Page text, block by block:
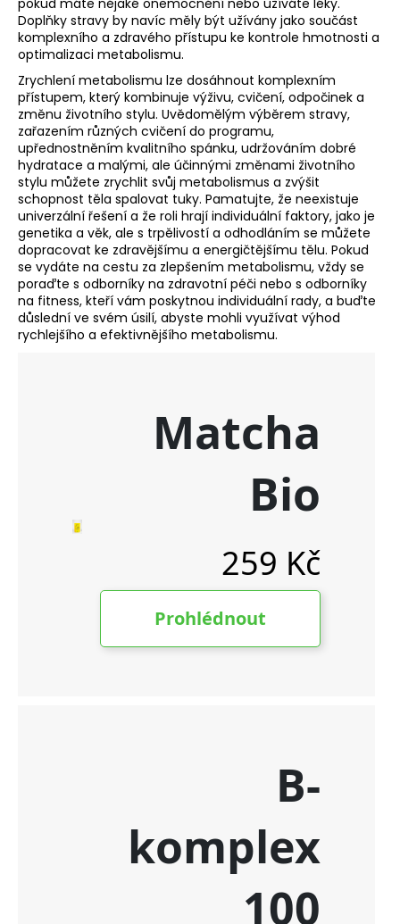
pokud máte nějaké onemocnění nebo užíváte léky.
Doplňky stravy by navíc měly být užívány jako součást
komplexního a zdravého přístupu ke kontrole hmotnosti a
optimalizaci metabolismu.
Zrychlení metabolismu lze dosáhnout komplexním
přístupem, který kombinuje výživu, cvičení, odpočinek a
změnu životního stylu. Uvědomělým výběrem stravy,
zařazením různých cvičení do programu,
upřednostněním kvalitního spánku, udržováním dobré
hydratace a malými, ale účinnými změnami životního
stylu můžete zrychlit svůj metabolismus a zvýšit
schopnost těla spalovat tuky. Pamatujte, že neexistuje
univerzální řešení a že roli hrají individuální faktory, jako je
genetika a věk, ale s trpělivostí a odhodláním se můžete
dopracovat ke zdravějšímu a energičtějšímu tělu. Pokud
se vydáte na cestu za zlepšením metabolismu, vždy se
poraďte s odborníky na zdravotní péči nebo s odborníky
na fitness, kteří vám poskytnou individuální rady, a buďte
důslední ve svém úsilí, abyste mohli využívat výhod
rychlejšího a efektivnějšího metabolismu.